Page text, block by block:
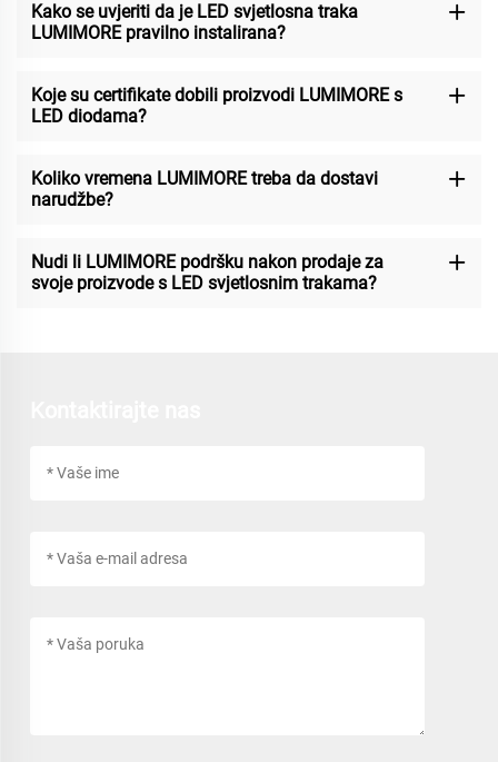
Kako se uvjeriti da je LED svjetlosna traka
LUMIMORE pravilno instalirana?
Koje su certifikate dobili proizvodi LUMIMORE s
LED diodama?
Koliko vremena LUMIMORE treba da dostavi
narudžbe?
Nudi li LUMIMORE podršku nakon prodaje za
svoje proizvode s LED svjetlosnim trakama?